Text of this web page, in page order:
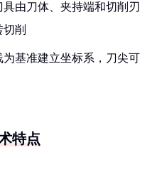
由刀体、夹持端和切削刃
削
基准建立坐标系，刀尖可
特点